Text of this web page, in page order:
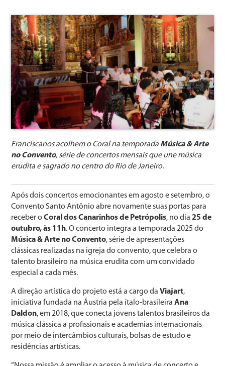
Franciscanos acolhem o Coral na temporada Música & Arte
no Convento, série de concertos mensais que une música
erudita e sagrado no centro do Rio de Janeiro.
Após dois concertos emocionantes em agosto e setembro, o
Convento Santo Antônio abre novamente suas portas para
receber oCoral dos Canarinhos de Petrópolis, no dia25 de
outubro, às 11h. O concerto integra a temporada 2025 do
Música & Arte no Convento, série de apresentações
clássicas realizadas na igreja do convento, que celebra o
talento brasileiro na música erudita com um convidado
especial a cada mês.
A direção artística do projeto está a cargo daViajart,
iniciativa fundada na Áustria pela ítalo-brasileiraAna
Daldon, em 2018, que conecta jovens talentos brasileiros da
música clássica a profissionais e academias internacionais
por meio de intercâmbios culturais, bolsas de estudo e
residências artísticas.